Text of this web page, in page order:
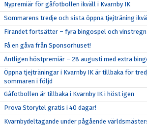
Nypremiär för gåfotbollen ikväll i Kvarnby IK
Sommarens tredje och sista öppna tjejträning
Firandet fortsätter – fyra bingospel och vinstregn
Få en gåva från Sponsorhuset!
Äntligen höstpremiär – 28 augusti med extra
Öppna tjejträningar i Kvarnby IK är tillbaka för
sommaren i följd
Gåfotbollen är tillbaka i Kvarnby IK i höst igen
Prova Storytel gratis i 40 dagar!
Kvarnbydeltagande under pågående